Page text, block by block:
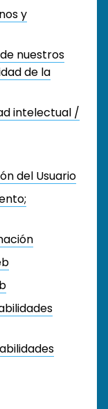
y
nuestros
de la
intelectual /
del Usuario